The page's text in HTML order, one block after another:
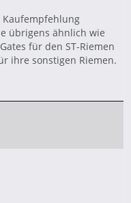
Kaufempfehlung
übrigens ähnlich wie
für den ST-Riemen
ihre sonstigen Riemen.